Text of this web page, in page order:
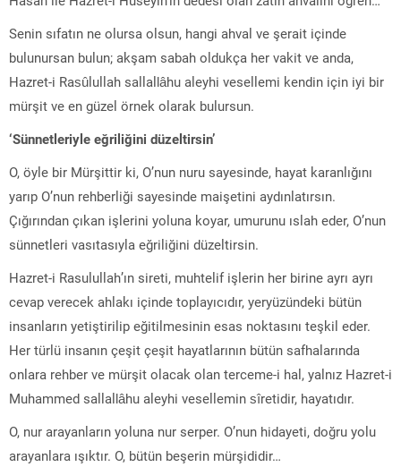
Senin sıfatın ne olursa olsun, hangi ahval ve şerait içinde
bulunursan bulun; akşam sabah oldukça her vakit ve anda,
Hazret-i Rasûlullah sallallâhu aleyhi vesellemi kendin için iyi bir
mürşit ve en güzel örnek olarak bulursun.
‘Sünnetleriyle eğriliğini düzeltirsin’
O, öyle bir Mürşittir ki, O’nun nuru sayesinde, hayat karanlığını
yarıp O’nun rehberliği sayesinde maişetini aydınlatırsın.
Çığırından çıkan işlerini yoluna koyar, umurunu ıslah eder, O’nun
sünnetleri vasıtasıyla eğriliğini düzeltirsin.
Hazret-i Rasulullah’ın sireti, muhtelif işlerin her birine ayrı ayrı
cevap verecek ahlakı içinde toplayıcıdır, yeryüzündeki bütün
insanların yetiştirilip eğitilmesinin esas noktasını teşkil eder.
Her türlü insanın çeşit çeşit hayatlarının bütün safhalarında
onlara rehber ve mürşit olacak olan terceme-i hal, yalnız Hazret-i
Muhammed sallallâhu aleyhi vesellemin sîretidir, hayatıdır.
O, nur arayanların yoluna nur serper. O’nun hidayeti, doğru yolu
arayanlara ışıktır. O, bütün beşerin mürşididir…